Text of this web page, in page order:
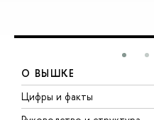
О ВЫШКЕ
Цифры и факты